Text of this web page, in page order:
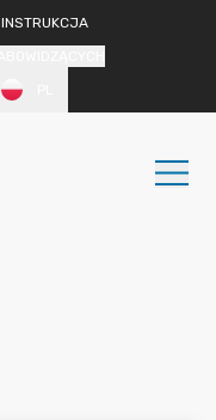
INSTRUKCJA